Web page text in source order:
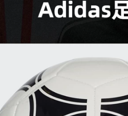
bóng đá tay trong
Super dài mọi thứ
mà không cần tấm
găng tay thủ môn
bằng tấm lót ngón
hào quang của
người dân thể thao
ưu tú trượt quỹ
chuyên nghiệp thủ
môn cỏ kháng
khuyến cáo